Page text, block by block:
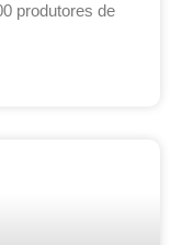
produtores de